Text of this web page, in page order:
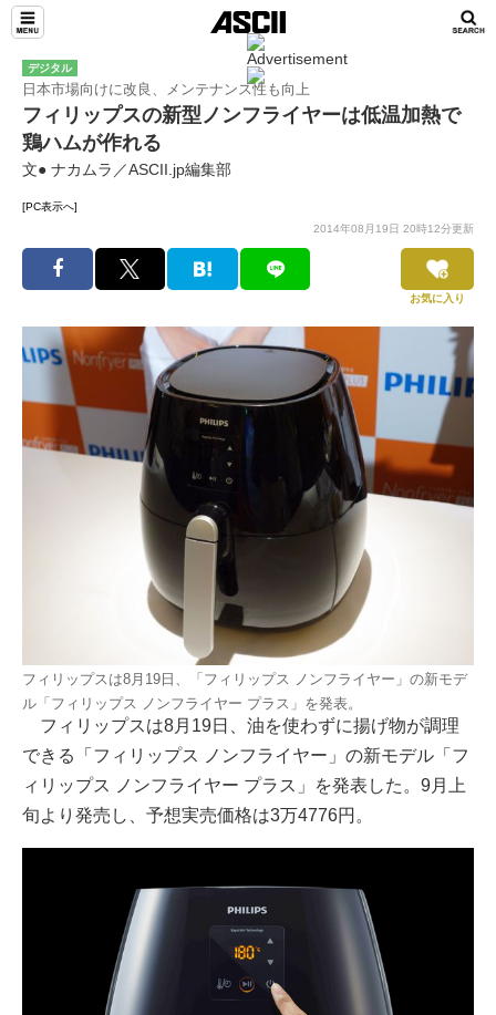
デジタル
日本市場向けに改良、メンテナンス性も向上
フィリップスの新型ノンフライヤーは低温加熱で
鶏ハムが作れる
文● ナカムラ／ASCII.jp編集部
[PC表示へ]
2014年08月19日 20時12分更新
お気に入り
フィリップスは8月19日、「フィリップス ノンフライヤー」の新モデ
ル「フィリップス ノンフライヤー プラス」を発表。
フィリップスは8月19日、油を使わずに揚げ物が調理
できる「フィリップス ノンフライヤー」の新モデル「フ
ィリップス ノンフライヤー プラス」を発表した。9月上
旬より発売し、予想実売価格は3万4776円。